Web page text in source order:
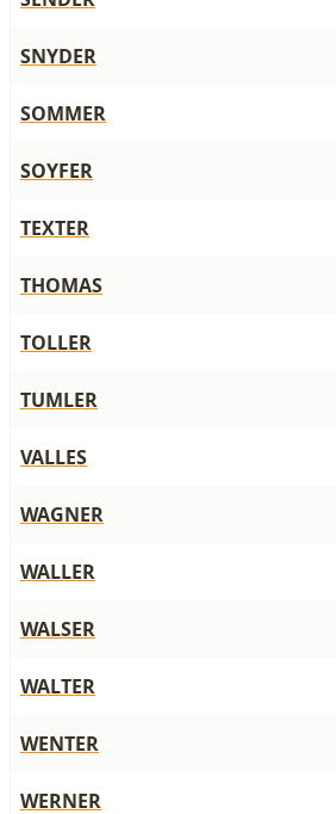
SNYDER
SOMMER
SOYFER
TEXTER
THOMAS
TOLLER
TUMLER
VALLES
WAGNER
WALLER
WALSER
WALTER
WENTER
WERNER